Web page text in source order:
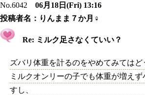
No.6042
06月18日(Fri) 13:16
投稿者名： りんまま７か月♀
Re: ミルク足さなくていい？
ズバリ体重を計るのをやめてみてはど
ミルクオンリーの子でも体重が増えず
すし、